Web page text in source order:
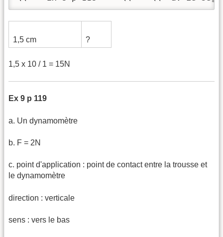
1,5 cm ?
1,5 x 10 / 1 = 15N
Ex 9 p 119
a. Un dynamomètre
b. F = 2N
c. point d'application : point de contact entre la trousse et
le dynamomètre
direction : verticale
sens : vers le bas